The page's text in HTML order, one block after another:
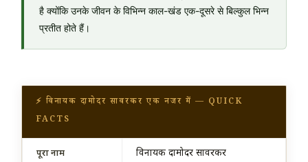
है क्योंकि उनके जीवन के विभिन्न काल-खंड एक-दूसरे से बिल्कुल भिन्न
प्रतीत होते हैं।
⚡ विनायक दामोदर सावरकर एक नजर में — QUICK
FACTS
पूरा नाम विनायक दामोदर सावरकर